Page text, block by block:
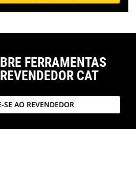
FERRAMENTAS
CAT
SE AO REVENDEDOR